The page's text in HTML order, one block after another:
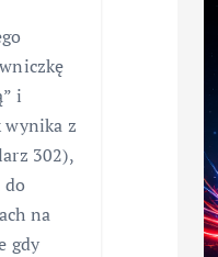
i
wynika z
302),
do
na
gdy